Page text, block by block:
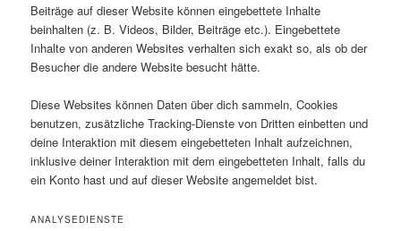
Beiträge auf dieser Website können eingebettete Inhalte
beinhalten (z. B. Videos, Bilder, Beiträge etc.). Eingebettete
Inhalte von anderen Websites verhalten sich exakt so, als ob der
Besucher die andere Website besucht hätte.
Diese Websites können Daten über dich sammeln, Cookies
benutzen, zusätzliche Tracking-Dienste von Dritten einbetten und
deine Interaktion mit diesem eingebetteten Inhalt aufzeichnen,
inklusive deiner Interaktion mit dem eingebetteten Inhalt, falls du
ein Konto hast und auf dieser Website angemeldet bist.
ANALYSEDIENSTE